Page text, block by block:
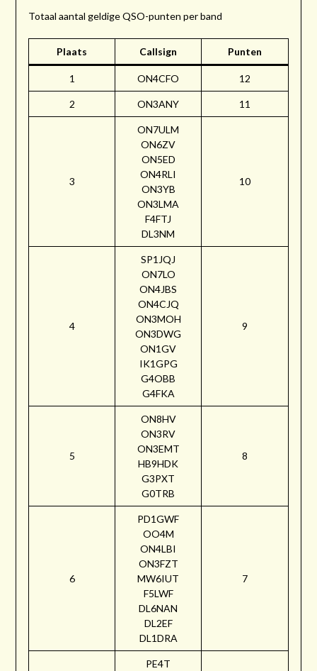
Totaal aantal geldige QSO-punten per band
Plaats Callsign Punten
1 ON4CFO 12
2 ON3ANY 11
3
ON7ULM
ON6ZV
ON5ED
ON4RLI
ON3YB
ON3LMA
F4FTJ
DL3NM
10
4
SP1JQJ
ON7LO
ON4JBS
ON4CJQ
ON3MOH
ON3DWG
ON1GV
IK1GPG
G4OBB
G4FKA
9
5
ON8HV
ON3RV
ON3EMT
HB9HDK
G3PXT
G0TRB
8
6
PD1GWF
OO4M
ON4LBI
ON3FZT
MW6IUT
F5LWF
DL6NAN
DL2EF
DL1DRA
7
PE4T